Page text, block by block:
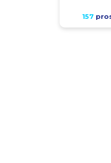
157